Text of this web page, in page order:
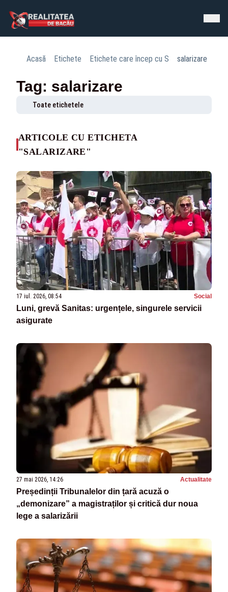
Acasă Etichete Etichete care încep cu S salarizare
Tag: salarizare
Toate etichetele
ARTICOLE CU ETICHETA
"SALARIZARE"
17 iul. 2026, 08:54 Social
Luni, grevă Sanitas: urgențele, singurele servicii
asigurate
27 mai 2026, 14:26 Actualitate
Președinții Tribunalelor din țară acuză o
„demonizare” a magistraților și critică dur noua
lege a salarizării